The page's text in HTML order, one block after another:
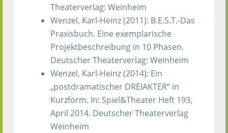
Theaterverlag: Weinheim
Wenzel, Karl-Heinz (2011): B.E.S.T.-Das
Praxisbuch. Eine exemplarische
Projektbeschreibung in 10 Phasen.
Deutscher Theaterverlag: Weinheim
Wenzel, Karl-Heinz (2014): Ein
„postdramatischer DREIAKTER“ in
Kurzform. In: Spiel&Theater Heft 193,
April 2014. Deutscher Theaterverlag
Weinheim